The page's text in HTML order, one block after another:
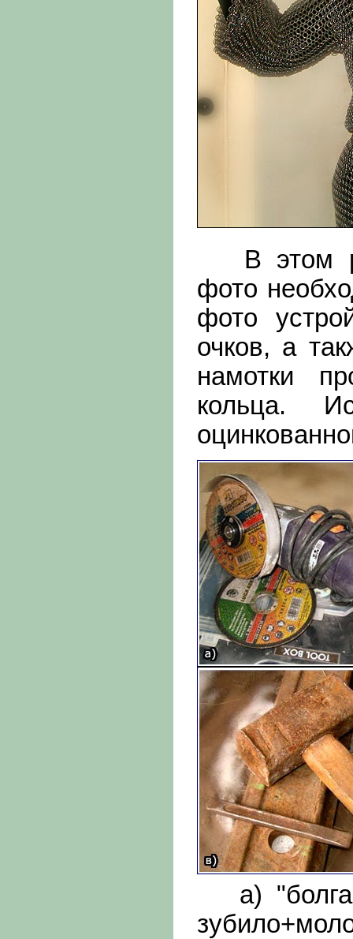
В этом
фото
фото
очков, а
намотки
кольца.
а)